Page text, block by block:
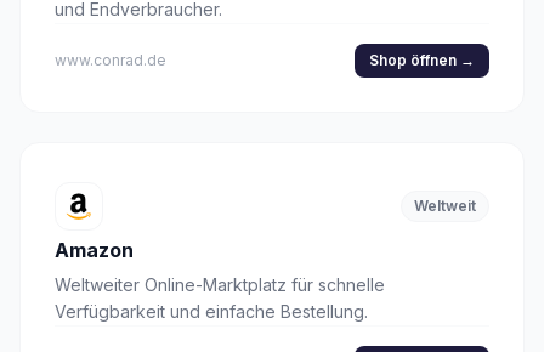
und Endverbraucher.
www.conrad.de Shop öffnen →
Weltweit
Amazon
Weltweiter Online-Marktplatz für schnelle
Verfügbarkeit und einfache Bestellung.